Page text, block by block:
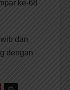
ke-68
dan
dengan